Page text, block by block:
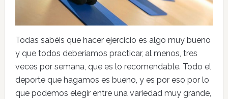
Todas sabéis que hacer ejercicio es algo muy bueno
y que todos deberíamos practicar, al menos, tres
veces por semana, que es lo recomendable. Todo el
deporte que hagamos es bueno, y es por eso por lo
que podemos elegir entre una variedad muy grande,